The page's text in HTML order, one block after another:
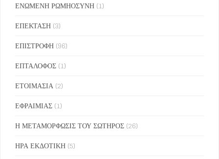
ΕΝΩΜΕΝΗ ΡΩΜΗΟΣΥΝΗ (1)
ΕΠΕΚΤΑΣΗ (3)
ΕΠΙΣΤΡΟΦΗ (96)
ΕΠΤΑΛΟΦΟΣ (1)
ΕΤΟΙΜΑΣΙΑ (2)
ΕΦΡΑΙΜΙΑΣ (1)
Η ΜΕΤΑΜΟΡΦΩΣΙΣ ΤΟΥ ΣΩΤΗΡΟΣ (26)
ΗΡΑ ΕΚΔΟΤΙΚΗ (5)